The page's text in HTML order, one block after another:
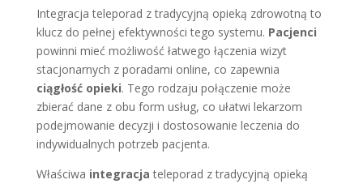
Integracja teleporad z tradycyjną opieką zdrowotną to
klucz do pełnej efektywności tego systemu. Pacjenci
powinni mieć możliwość łatwego łączenia wizyt
stacjonarnych z poradami online, co zapewnia
ciągłość opieki. Tego rodzaju połączenie może
zbierać dane z obu form usług, co ułatwi lekarzom
podejmowanie decyzji i dostosowanie leczenia do
indywidualnych potrzeb pacjenta.
Właściwa integracja teleporad z tradycyjną opieką